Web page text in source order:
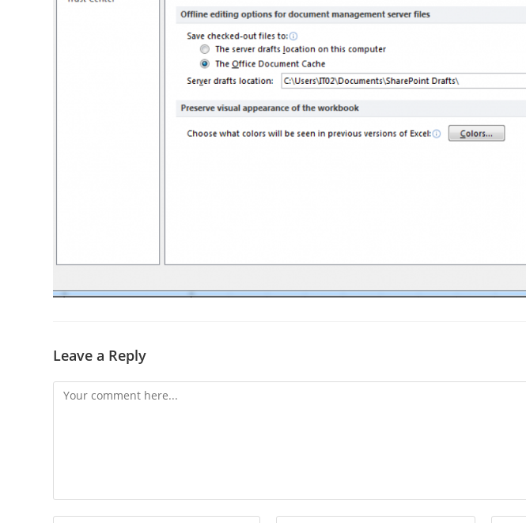
Leave a Reply
Comment